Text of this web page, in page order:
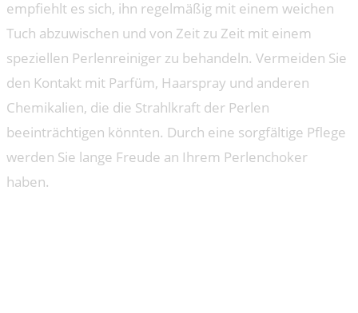
empfiehlt es sich, ihn regelmäßig mit einem weichen
Tuch abzuwischen und von Zeit zu Zeit mit einem
speziellen Perlenreiniger zu behandeln. Vermeiden Sie
den Kontakt mit Parfüm, Haarspray und anderen
Chemikalien, die die Strahlkraft der Perlen
beeinträchtigen könnten. Durch eine sorgfältige Pflege
werden Sie lange Freude an Ihrem Perlenchoker
haben.